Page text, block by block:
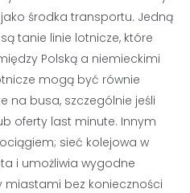
środka transportu. Jedną
tanie linie lotnicze, które
Polską a niemieckimi
mogą być równie
na busa, szczególnie jeśli
oferty last minute. Innym
sieć kolejowa w
i umożliwia wygodne
miastami bez konieczności